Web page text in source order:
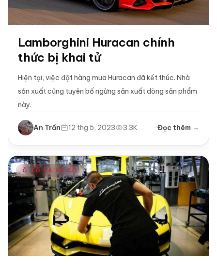
Lamborghini Huracan chính
thức bị khai tử
Hiện tại, việc đặt hàng mua Huracan đã kết thúc. Nhà
sản xuất cũng tuyên bố ngừng sản xuất dòng sản phẩm
này.
An Trần 12 thg 5, 2023 3.3K Đọc thêm →
Ô TÔ VÀ XE CỘ